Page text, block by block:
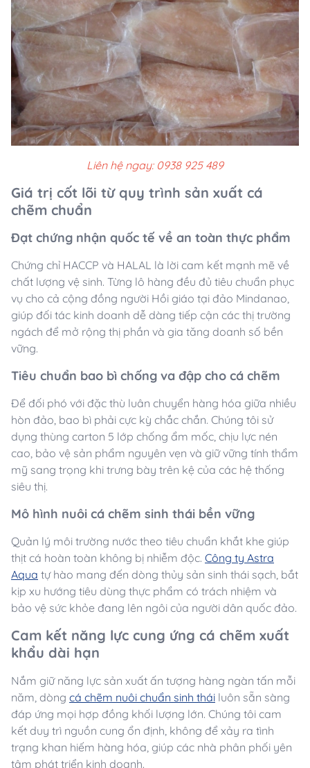
Liên hệ ngay: 0938 925 489
Giá trị cốt lõi từ quy trình sản xuất cá
chẽm chuẩn
Đạt chứng nhận quốc tế về an toàn thực phẩm
Chứng chỉ HACCP và HALAL là lời cam kết mạnh mẽ về
chất lượng vệ sinh. Từng lô hàng đều đủ tiêu chuẩn phục
vụ cho cả cộng đồng người Hồi giáo tại đảo Mindanao,
giúp đối tác kinh doanh dễ dàng tiếp cận các thị trường
ngách để mở rộng thị phần và gia tăng doanh số bền
vững.
Tiêu chuẩn bao bì chống va đập cho cá chẽm
Để đối phó với đặc thù luân chuyển hàng hóa giữa nhiều
hòn đảo, bao bì phải cực kỳ chắc chắn. Chúng tôi sử
dụng thùng carton 5 lớp chống ẩm mốc, chịu lực nén
cao, bảo vệ sản phẩm nguyên vẹn và giữ vững tính thẩm
mỹ sang trọng khi trưng bày trên kệ của các hệ thống
siêu thị.
Mô hình nuôi cá chẽm sinh thái bền vững
Quản lý môi trường nước theo tiêu chuẩn khắt khe giúp
thịt cá hoàn toàn không bị nhiễm độc. Công ty Astra
Aqua tự hào mang đến dòng thủy sản sinh thái sạch, bắt
kịp xu hướng tiêu dùng thực phẩm có trách nhiệm và
bảo vệ sức khỏe đang lên ngôi của người dân quốc đảo.
Cam kết năng lực cung ứng cá chẽm xuất
khẩu dài hạn
Nắm giữ năng lực sản xuất ấn tượng hàng ngàn tấn mỗi
năm, dòng cá chẽm nuôi chuẩn sinh thái luôn sẵn sàng
đáp ứng mọi hợp đồng khối lượng lớn. Chúng tôi cam
kết duy trì nguồn cung ổn định, không để xảy ra tình
trạng khan hiếm hàng hóa, giúp các nhà phân phối yên
tâm phát triển kinh doanh.